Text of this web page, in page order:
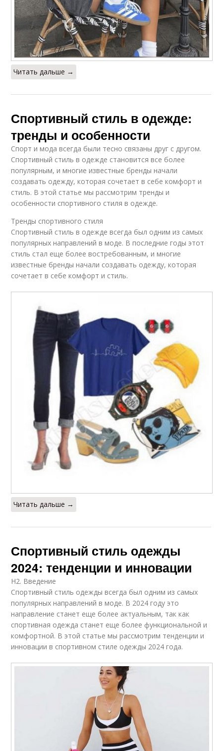
Читать дальше →
Спортивный стиль в одежде:
тренды и особенности
Спорт и мода всегда были тесно связаны друг с другом.
Спортивный стиль в одежде становится все более
популярным, и многие известные бренды начали
создавать одежду, которая сочетает в себе комфорт и
стиль. В этой статье мы рассмотрим тренды и
особенности спортивного стиля в одежде.
Тренды спортивного стиля
Спортивный стиль в одежде всегда был одним из самых
популярных направлений в моде. В последние годы этот
стиль стал еще более востребованным, и многие
известные бренды начали создавать одежду, которая
сочетает в себе комфорт и стиль.
Читать дальше →
Спортивный стиль одежды
2024: тенденции и инновации
H2. Введение
Спортивный стиль одежды всегда был одним из самых
популярных направлений в моде. В 2024 году это
направление станет еще более актуальным, так как
спортивная одежда станет еще более функциональной и
комфортной. В этой статье мы рассмотрим тенденции и
инновации в спортивном стиле одежды 2024 года.